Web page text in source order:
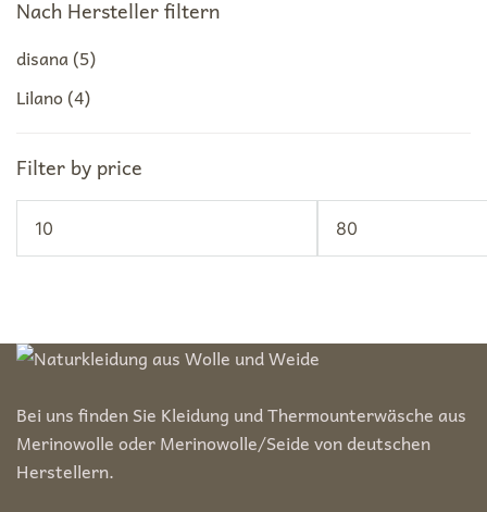
Nach Hersteller filtern
disana (5)
Lilano (4)
Filter by price
Min.
Preis
Max.
Preis
Bei uns finden Sie Kleidung und Thermounterwäsche aus
Merinowolle oder Merinowolle/Seide von deutschen
Herstellern.